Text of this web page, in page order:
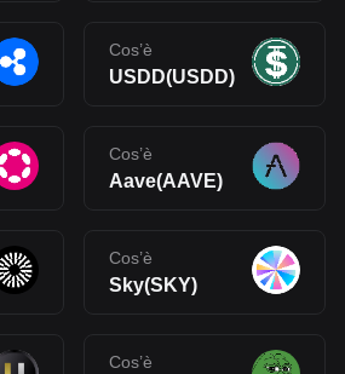
Cos’è
USDD(USDD)
Cos’è
Aave(AAVE)
Cos’è
Sky(SKY)
Cos’è